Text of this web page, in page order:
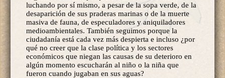
luchando por sí mismo, a pesar de la sopa verde, de la
desaparición de sus praderas marinas o de la muerte
masiva de fauna, de especuladores y aniquiladores
medioambientales. También seguimos porque la
ciudadanía está cada vez más despierta e incluso ¿por
qué no creer que la clase política y los sectores
económicos que niegan las causas de su deterioro en
algún momento escucharán al niño o la niña que
fueron cuando jugaban en sus aguas?